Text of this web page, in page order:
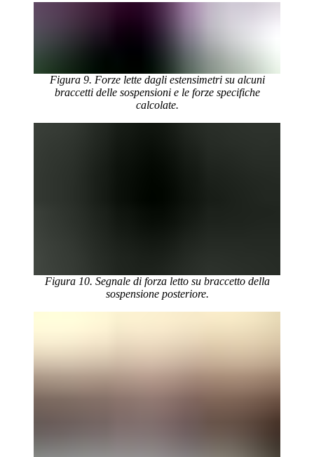
Figura 9. Forze lette dagli estensimetri su alcuni
braccetti delle sospensioni e le forze specifiche
calcolate.
Figura 10. Segnale di forza letto su braccetto della
sospensione posteriore.